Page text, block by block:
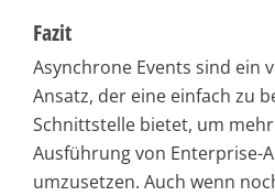
Fazit
Asynchrone Events sind ein
Ansatz, der eine einfach zu
Schnittstelle bietet, um
Ausführung von Enterprise-
umzusetzen. Auch wenn